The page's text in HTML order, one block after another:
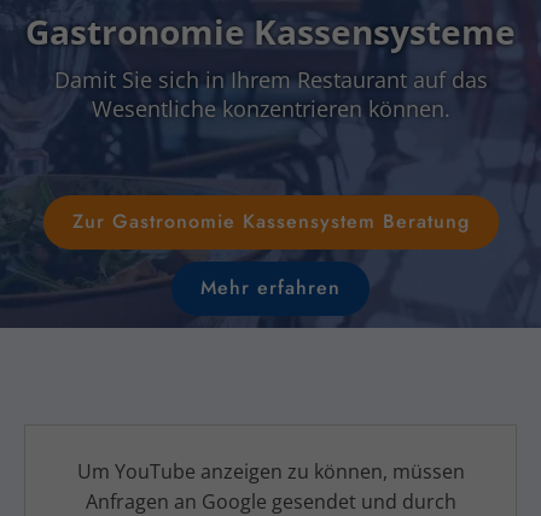
Gastronomie Kassensysteme
Damit Sie sich in Ihrem Restaurant auf das
Wesentliche konzentrieren können.
Zur Gastronomie Kassensystem Beratung
Mehr erfahren
Um YouTube anzeigen zu können, müssen
Anfragen an Google gesendet und durch